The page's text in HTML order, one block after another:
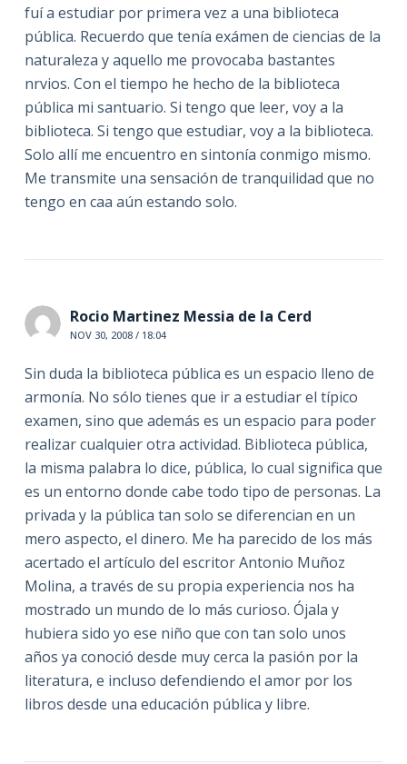
fuí a estudiar por primera vez a una biblioteca
pública. Recuerdo que tenía exámen de ciencias de la
naturaleza y aquello me provocaba bastantes
nrvios. Con el tiempo he hecho de la biblioteca
pública mi santuario. Si tengo que leer, voy a la
biblioteca. Si tengo que estudiar, voy a la biblioteca.
Solo allí me encuentro en sintonía conmigo mismo.
Me transmite una sensación de tranquilidad que no
tengo en caa aún estando solo.
Rocio Martinez Messia de la Cerd
NOV 30, 2008 / 18:04
Sin duda la biblioteca pública es un espacio lleno de
armonía. No sólo tienes que ir a estudiar el típico
examen, sino que además es un espacio para poder
realizar cualquier otra actividad. Biblioteca pública,
la misma palabra lo dice, pública, lo cual significa que
es un entorno donde cabe todo tipo de personas. La
privada y la pública tan solo se diferencian en un
mero aspecto, el dinero. Me ha parecido de los más
acertado el artículo del escritor Antonio Muñoz
Molina, a través de su propia experiencia nos ha
mostrado un mundo de lo más curioso. Ójala y
hubiera sido yo ese niño que con tan solo unos
años ya conoció desde muy cerca la pasión por la
literatura, e incluso defendiendo el amor por los
libros desde una educación pública y libre.